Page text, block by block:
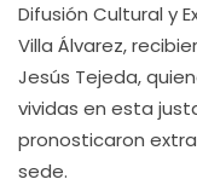
Difusión Cultural y
Villa Álvarez,
Jesús Tejeda,
vividas en esta
pronosticaron
sede.